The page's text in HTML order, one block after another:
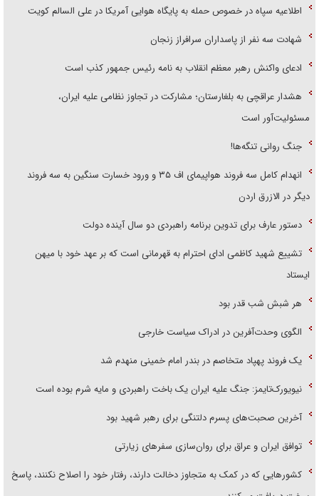
اطلاعیه سپاه در خصوص حمله به پایگاه هوایی آمریکا در علی السالم کویت
شهادت سه نفر از پاسداران سرافراز زنجان
ادعای واکنش رهبر معظم انقلاب به نامه رئیس جمهور کذب است
هشدار عراقچی به بلغارستان؛ مشارکت در تجاوز نظامی علیه ایران،
مسئولیت‌آور است
جنگ روانی تنگه‌ها!
انهدام کامل سه فروند هواپیمای اف ۳۵ و ورود خسارت سنگین به سه فروند
دیگر در الازرق اردن
دستور عارف برای تدوین برنامه راهبردی دو سال آینده دولت
تشییع شهید کاظمی ادای احترام به قهرمانی است که بر عهد خود با میهن
ایستاد
هر شبش شب قدر بود
الگوی وحدت‌آفرین در ادراک سیاست خارجی
یک فروند پهپاد متخاصم در بندر امام خمینی منهدم شد
نیویورک‌تایمز: جنگ علیه ایران یک باخت راهبردی و مایه شرم بوده است
آخرین صحبت‌های پسرم دلتنگی برای رهبر شهید بود
توافق ایران و عراق برای روان‌سازی سفر‌های زیارتی
کشور‌هایی که در کمک به متجاوز دخالت دارند، رفتار خود را اصلاح نکنند، پاسخ